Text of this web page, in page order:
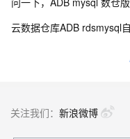
云数据仓库ADB rdsmysql
云数据仓库ADB 这个错应
关注我们： 新浪微博